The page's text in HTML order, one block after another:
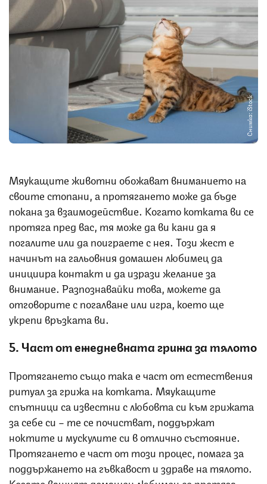
Снимка: iStock
Мяукащите животни обожават вниманието на
своите стопани, а протягането може да бъде
покана за взаимодействие. Когато котката ви се
протяга пред вас, тя може да ви кани да я
погалите или да поиграете с нея. Този жест е
начинът на гальовния домашен любимец да
инициира контакт и да изрази желание за
внимание. Разпознавайки това, можете да
отговорите с погалване или игра, което ще
укрепи връзката ви.
5. Част от ежедневната грижа за тялото
Протягането също така е част от естествения
ритуал за грижа на котката. Мяукащите
спътници са известни с любовта си към грижата
за себе си – те се почистват, поддържат
ноктите и мускулите си в отлично състояние.
Протягането е част от този процес, помага за
поддържането на гъвкавост и здраве на тялото.